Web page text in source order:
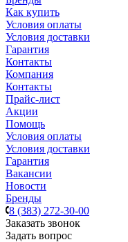
Как купить
Условия оплаты
Условия доставки
Гарантия
Контакты
Компания
Контакты
Прайс-лист
Акции
Помощь
Условия оплаты
Условия доставки
Гарантия
Вакансии
Новости
Бренды
8 (383) 272-30-00
Заказать звонок
Задать вопрос